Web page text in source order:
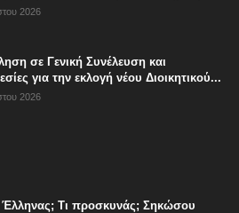
2026
σε Γενική Συνέλευση και
για την εκλογή νέου Διοικητικού...
2026
Έλληνας; Τι προσκυνάς; Σηκώσου